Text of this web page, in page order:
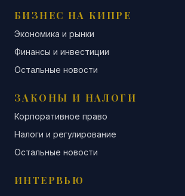
БИЗНЕС НА КИПРЕ
Экономика и рынки
Финансы и инвестиции
Остальные новости
ЗАКОНЫ И НАЛОГИ
Корпоративное право
Налоги и регулирование
Остальные новости
ИНТЕРВЬЮ